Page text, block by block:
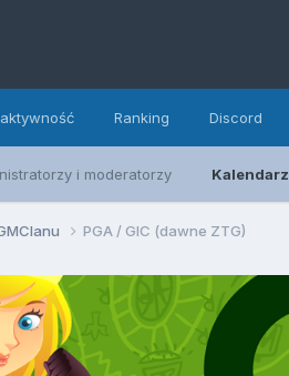
i moderatorzy Kalendarz
aktywność Ranking Discord
PGA / GIC (dawne ZTG)